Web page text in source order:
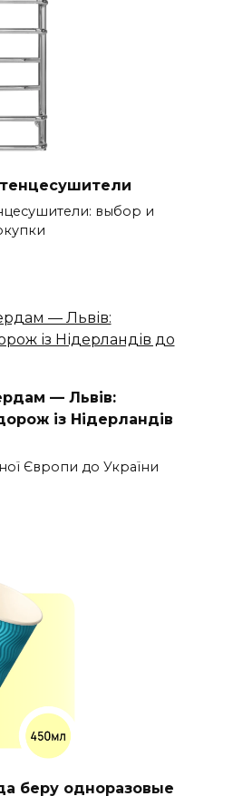
выбор и
— Львів:
із Нідерландів
Європи до України
беру одноразовые